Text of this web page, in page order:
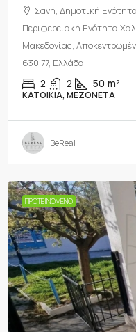
Σανή, Δημοτική
Περιφερειακή Ενότητα
Μακεδονίας,
630 77, Ελλάδα
2 2 50 m²
ΚΑΤΟΙΚΊΑ, ΜΕΖΟΝΈΤΑ
BeReal
ΠΡΟΤΕΙΝΌΜΕΝΟ